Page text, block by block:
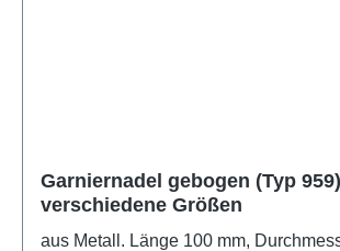
Garniernadel gebogen (Typ
verschiedene Größen
aus Metall. Länge 100 mm,